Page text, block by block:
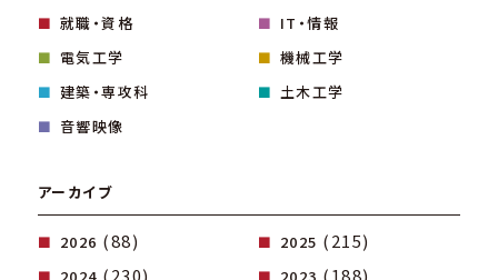
就職・資格
IT・情報
電気工学
機械工学
建築・専攻科
土木工学
音響映像
アーカイブ
2026 (88) 2025 (215)
(230) (188)